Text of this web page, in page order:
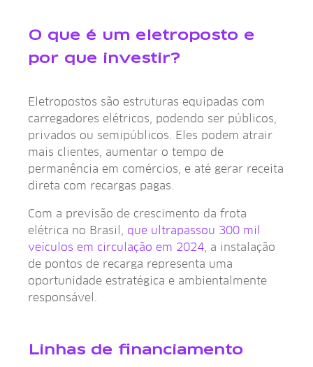
O que é um eletroposto e
por que investir?
Eletropostos são estruturas equipadas com
carregadores elétricos, podendo ser públicos,
privados ou semipúblicos. Eles podem atrair
mais clientes, aumentar o tempo de
permanência em comércios, e até gerar receita
direta com recargas pagas.
Com a previsão de crescimento da frota
elétrica no Brasil, que ultrapassou 300 mil
veículos em circulação em 2024, a instalação
de pontos de recarga representa uma
oportunidade estratégica e ambientalmente
responsável.
Linhas de financiamento